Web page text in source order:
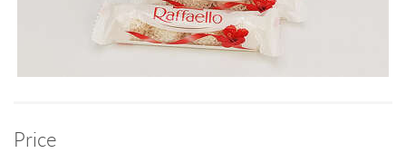
Price